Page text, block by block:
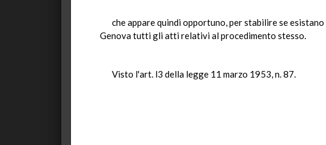
che appare quindi opportuno, per stabilire se
Genova tutti gli atti relativi al procedimento stesso.
Visto l'art. l3 della legge 11 marzo 1953, n. 87.